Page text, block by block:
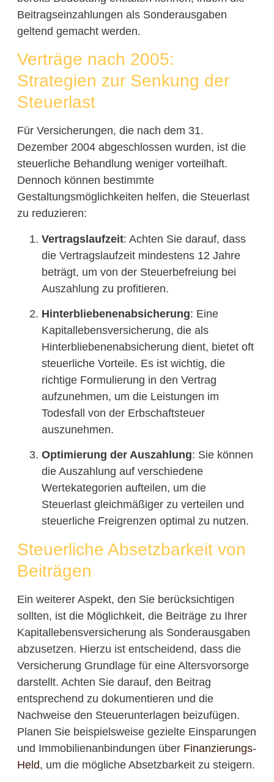
Beitragseinzahlungen als Sonderausgaben
geltend gemacht werden.
Verträge nach 2005:
Strategien zur Senkung der
Steuerlast
Für Versicherungen, die nach dem 31.
Dezember 2004 abgeschlossen wurden, ist die
steuerliche Behandlung weniger vorteilhaft.
Dennoch können bestimmte
Gestaltungsmöglichkeiten helfen, die Steuerlast
zu reduzieren:
Vertragslaufzeit: Achten Sie darauf, dass
die Vertragslaufzeit mindestens 12 Jahre
beträgt, um von der Steuerbefreiung bei
Auszahlung zu profitieren.
Hinterbliebenenabsicherung: Eine
Kapitallebensversicherung, die als
Hinterbliebenenabsicherung dient, bietet oft
steuerliche Vorteile. Es ist wichtig, die
richtige Formulierung in den Vertrag
aufzunehmen, um die Leistungen im
Todesfall von der Erbschaftsteuer
auszunehmen.
Optimierung der Auszahlung: Sie können
die Auszahlung auf verschiedene
Wertekategorien aufteilen, um die
Steuerlast gleichmäßiger zu verteilen und
steuerliche Freigrenzen optimal zu nutzen.
Steuerliche Absetzbarkeit von
Beiträgen
Ein weiterer Aspekt, den Sie berücksichtigen
sollten, ist die Möglichkeit, die Beiträge zu Ihrer
Kapitallebensversicherung als Sonderausgaben
abzusetzen. Hierzu ist entscheidend, dass die
Versicherung Grundlage für eine Altersvorsorge
darstellt. Achten Sie darauf, den Beitrag
entsprechend zu dokumentieren und die
Nachweise den Steuerunterlagen beizufügen.
Planen Sie beispielsweise gezielte Einsparungen
und Immobilienanbindungen über Finanzierungs-
Held, um die mögliche Absetzbarkeit zu steigern.